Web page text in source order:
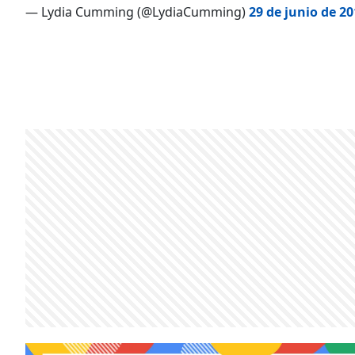
— Lydia Cumming (@LydiaCumming)29 de junio de